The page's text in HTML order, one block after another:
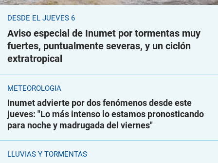
DESDE EL JUEVES 6
Aviso especial de Inumet por tormentas muy
fuertes, puntualmente severas, y un ciclón
extratropical
METEOROLOGÍA
Inumet advierte por dos fenómenos desde este
jueves: "Lo más intenso lo estamos pronosticando
para noche y madrugada del viernes"
LLUVIAS Y TORMENTAS